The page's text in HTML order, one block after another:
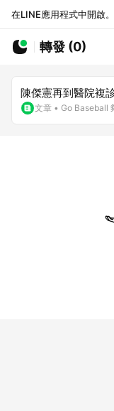
在LINE應用程式中開啟。
轉發 (0)
陳傑憲再到醫院複
文章 • Go Baseball